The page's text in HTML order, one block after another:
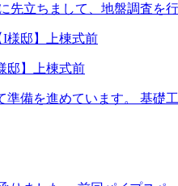
先立ちまして、地盤調査を
邸】上棟式前
備を進めています。 基礎